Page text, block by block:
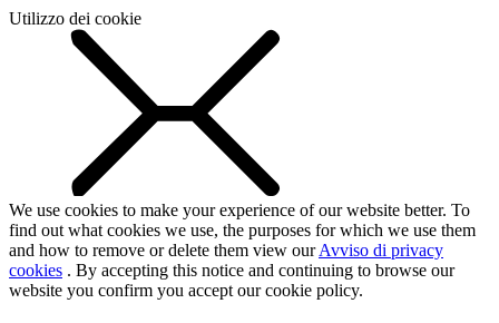
Utilizzo dei cookie
We use cookies to make your experience of our website better. To
find out what cookies we use, the purposes for which we use them
and how to remove or delete them view ourAvviso di privacy
cookies . By accepting this notice and continuing to browse our
website you confirm you accept our cookie policy.